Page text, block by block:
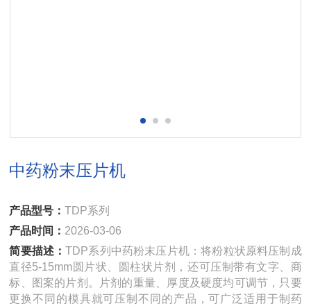
中药粉末压片机
产品型号：TDP系列
产品时间： 2026-03-06
简要描述：TDP系列中药粉末压片机：将粉粒状原料压制成
直径5-15mm圆片状、圆柱状片剂，还可压制带有文字、商
标、图案的片剂。片剂的重量、厚度及硬度均可调节，只要
更换不同的模具就可压制不同的产品，可广泛适用于制药